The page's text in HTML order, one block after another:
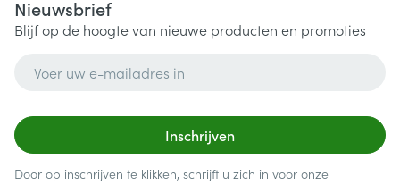
Nieuwsbrief
Blijf op de hoogte van nieuwe producten en promoties
Inschrijven
Door op inschrijven te klikken, schrijft u zich in voor onze